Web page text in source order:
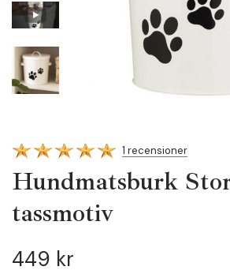
1 recensioner
Hundmatsburk
tassmotiv
449 kr